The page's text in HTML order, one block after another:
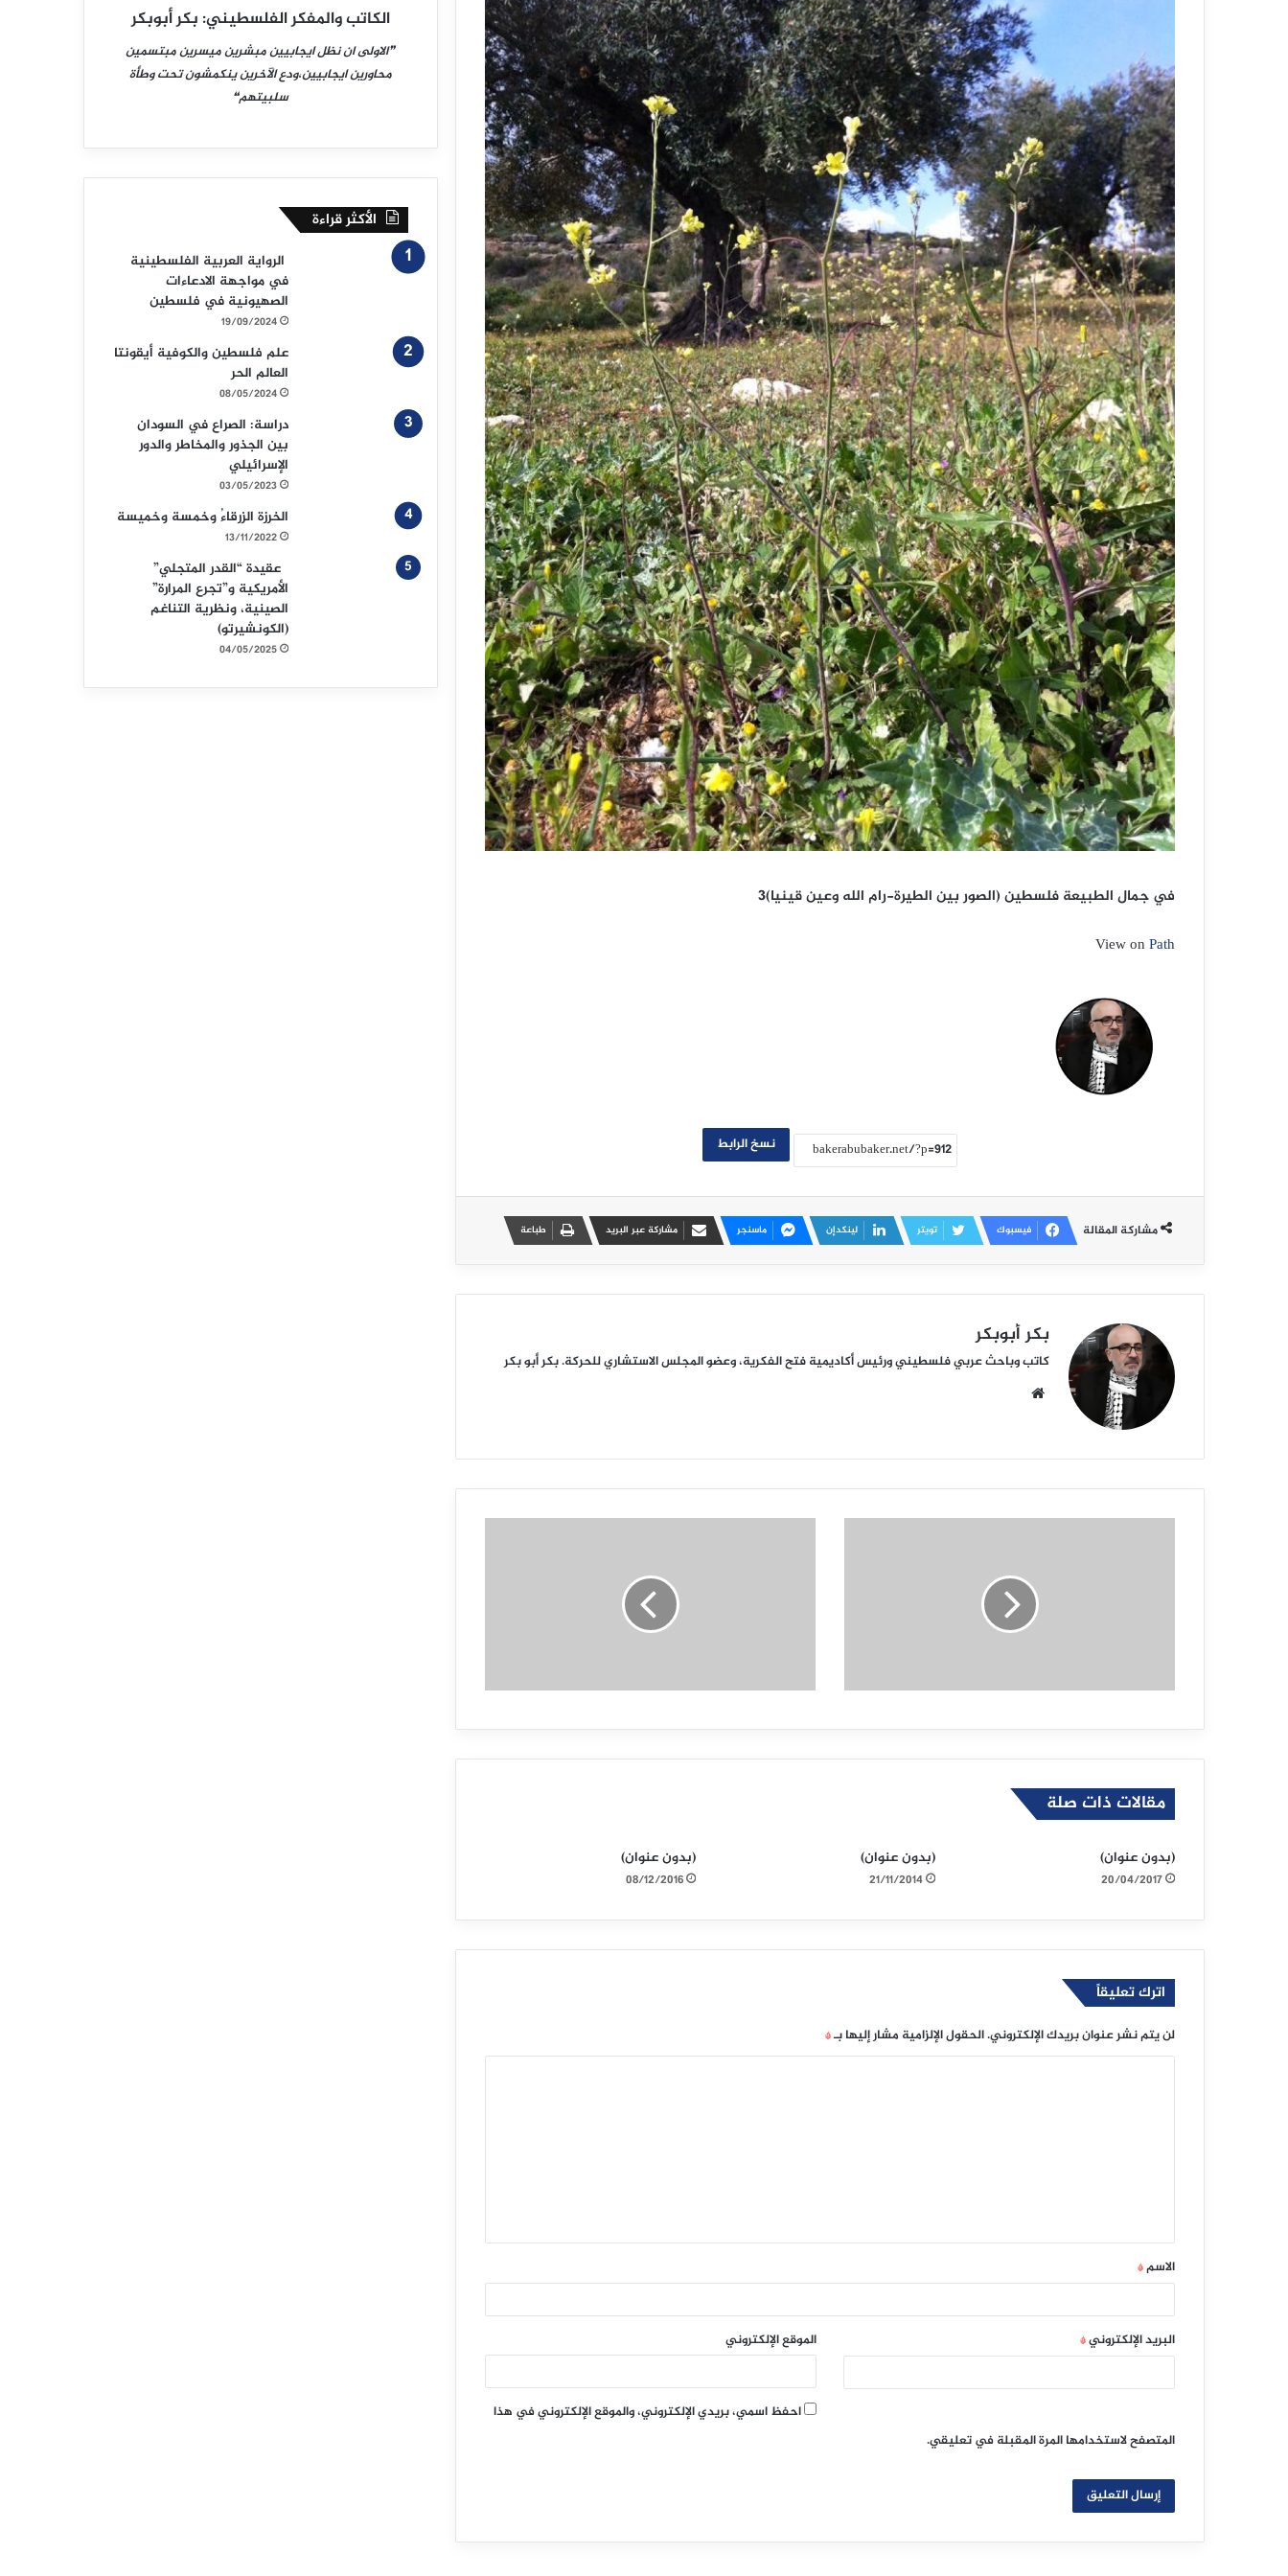
في جمال الطبيعة فلسطين (الصور بين الطيرة-رام الله وعين قينيا)٣
View on Path
نسخ الرابط
مشاركة المقالة فيسبوك تويتر لينكدإن ماسنجر مشاركة عبر البريد طباعة
بكر أبوبكر
كاتب وباحث عربي فلسطيني ورئيس أكاديمية فتح الفكرية، وعضو المجلس الاستشاري للحركة. بكر أبو بكر
ع
ا
ب
مقالات ذات صلة
(بدون عنوان)
20/04/2017
(بدون عنوان)
21/11/2014
(بدون عنوان)
08/12/2016
اترك تعليقاً
لن يتم نشر عنوان بريدك الإلكتروني.الحقول الإلزامية مشار إليها بـ*
ق
*
الاسم*
البريد الإلكتروني* الموقع الإلكتروني
احفظ اسمي، بريدي الإلكتروني، والموقع الإلكتروني في هذا
المتصفح لاستخدامها المرة المقبلة في تعليقي.
الكاتب والمفكر الفلسطيني: بكر أبوبكر
❞الاولى ان نظل ايجابيين مبشرين ميسرين مبتسمين
محاورين ايجابيين،ودع الآخرين ينكمشون تحت وطأة
سلبيتهم❝
الأكثر قراءة
الرواية العربية الفلسطينية
في مواجهة الادعاءات
الصهيونية في فلسطين
19/09/2024
علم فلسطين والكوفية أيقونتا
العالم الحر
08/05/2024
دراسة: الصراع في السودان
بين الجذور والمخاطر والدور
الإسرائيلي
03/05/2023
الخرزة الزرقاءُ وخمسة وخميسة
13/11/2022
عقيدة “القدر المتجلي”
الأمريكية و”تجرع المرارة”
الصينية، ونظرية التناغم
(الكونشيرتو)
04/05/2025